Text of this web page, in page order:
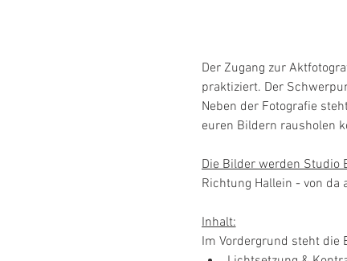
Der Zugang zur
praktiziert. Der
Neben der Fotografie
euren Bildern rausholen
Die Bilder werden Studio
Richtung Hallein - von da
Inhalt:
Im Vordergrund steht die